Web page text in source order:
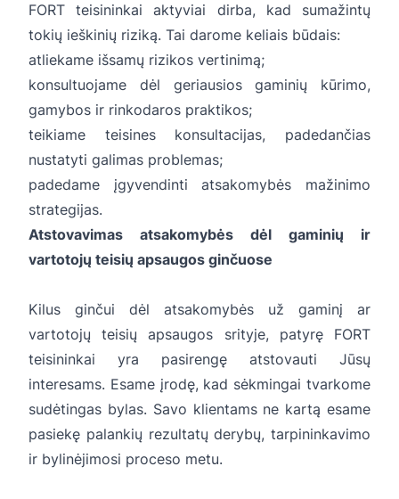
FORT teisininkai aktyviai dirba, kad sumažintų
tokių ieškinių riziką. Tai darome keliais būdais:
atliekame išsamų rizikos vertinimą;
konsultuojame dėl geriausios gaminių kūrimo,
gamybos ir rinkodaros praktikos;
teikiame teisines konsultacijas, padedančias
nustatyti galimas problemas;
padedame įgyvendinti atsakomybės mažinimo
strategijas.
Atstovavimas atsakomybės dėl gaminių ir
vartotojų teisių apsaugos ginčuose
Kilus ginčui dėl atsakomybės už gaminį ar
vartotojų teisių apsaugos srityje, patyrę FORT
teisininkai yra pasirengę atstovauti Jūsų
interesams. Esame įrodę, kad sėkmingai tvarkome
sudėtingas bylas. Savo klientams ne kartą esame
pasiekę palankių rezultatų derybų, tarpininkavimo
ir bylinėjimosi proceso metu.